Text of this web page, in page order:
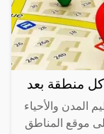
منطقة بعد
المدن والأحياء
موقع المناطق